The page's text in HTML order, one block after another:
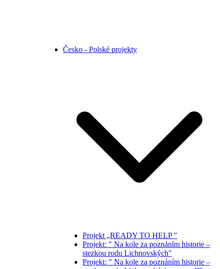
Česko - Polské projekty
Projekt „READY TO HELP "
Projekt: " Na kole za poznáním historie –
stezkou rodu Lichnovských"
Projekt: " Na kole za poznáním historie –